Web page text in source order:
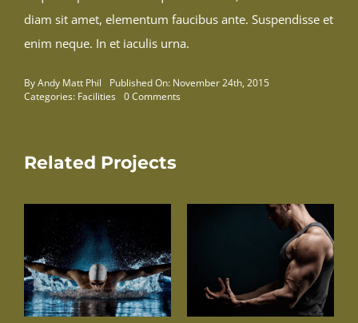
diam sit amet, elementum faucibus ante. Suspendisse et
enim neque. In et iaculis urna.
ByAndy Matt Phil
Published On: November 24th, 2015
Categories: Facilities 0 Commentson
Related Projects